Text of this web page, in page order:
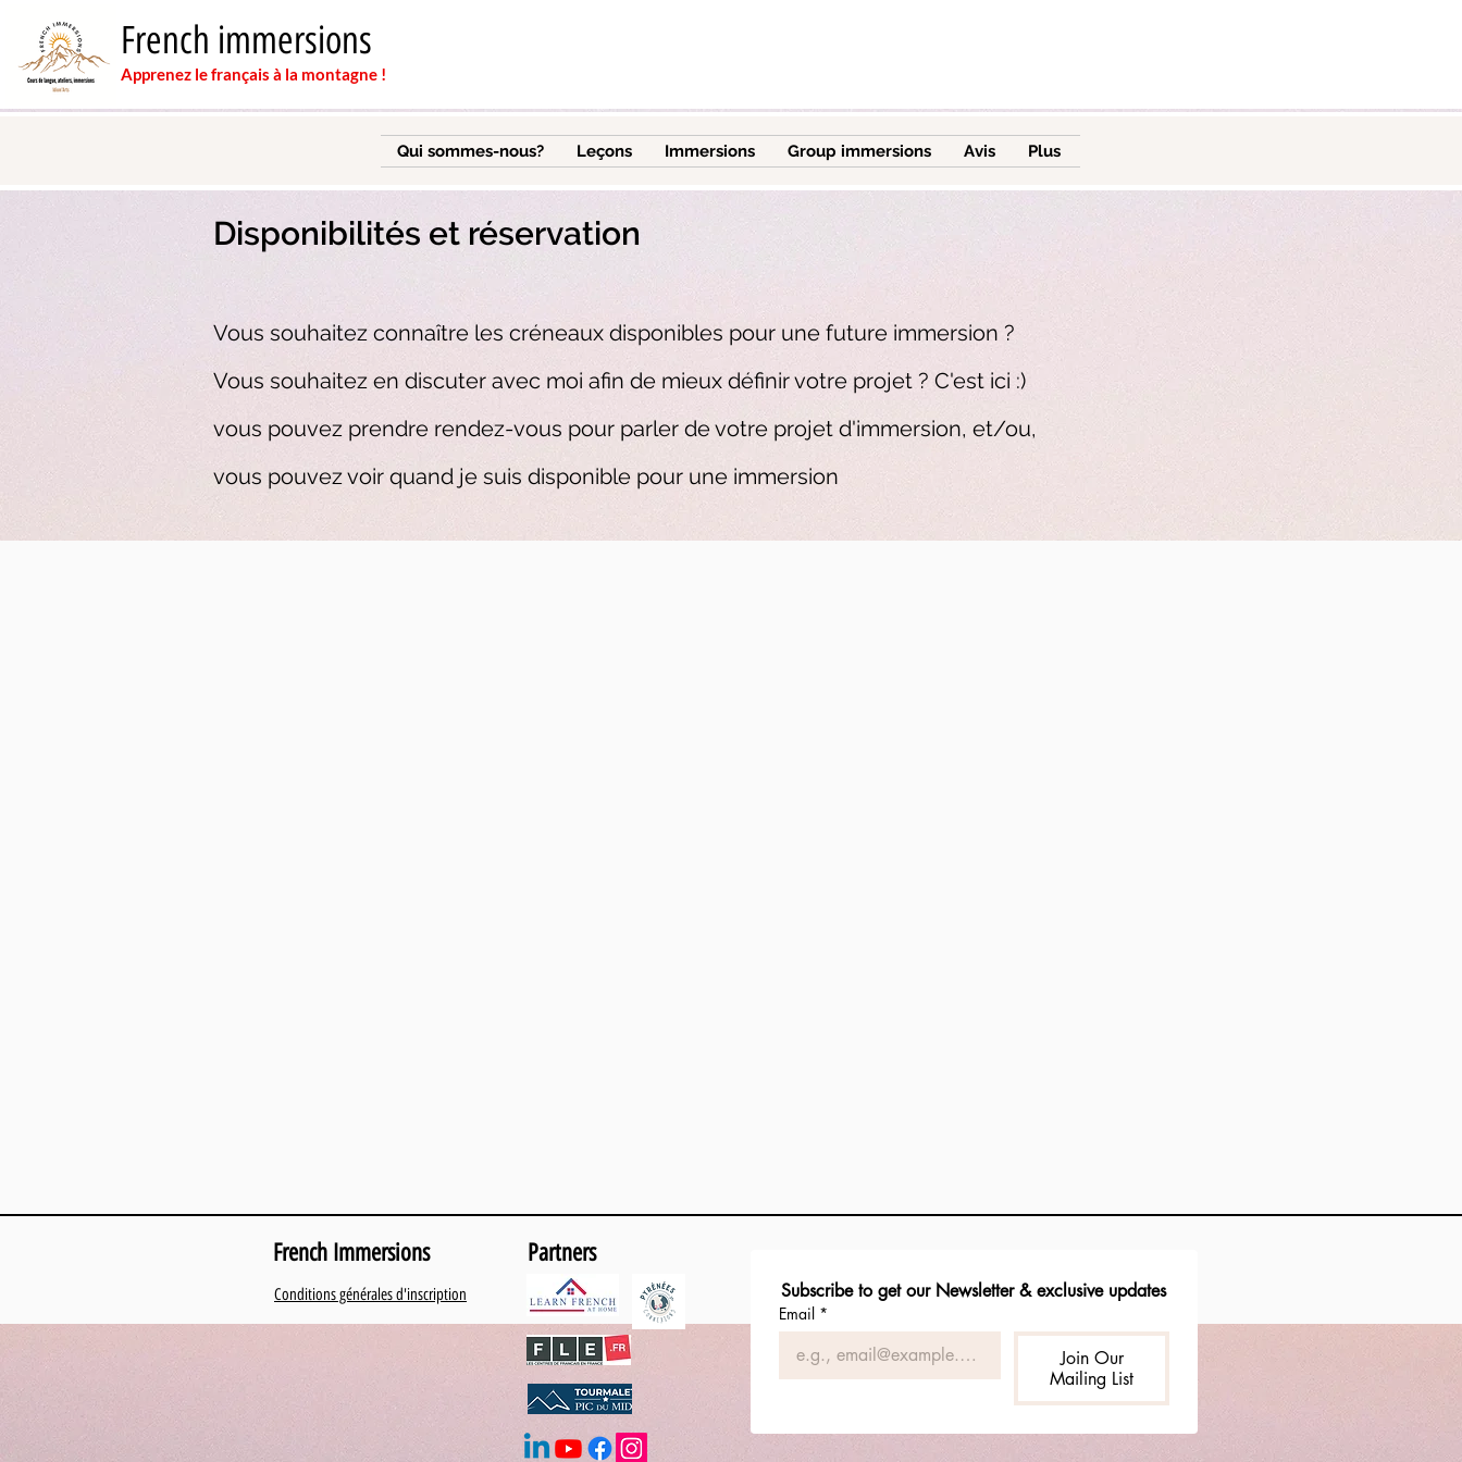
French immersions
Apprenez le français à la montagne !
Disponibilités et réservation
Vous souhaitez connaître les créneaux disponibles pour une future immersion ?
Vous souhaitez en discuter avec moi afin de mieux définir votre projet ? C'est ici :)
vous pouvez prendre rendez-vous pour parler de votre projet d'immersion, et/ou,
vous pouvez voir quand je suis disponible pour une immersion
Qui sommes-nous? Leçons Immersions Group immersions Avis Plus
French Immersions Partners
Conditions générales d'inscription Subscribe to get our Newsletter & exclusive updates
Email *
Join Our
Mailing List